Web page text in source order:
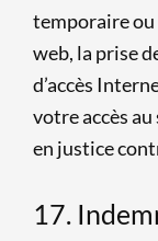
temporaire ou
web, la prise
d’accès
votre accès
en justice
17.